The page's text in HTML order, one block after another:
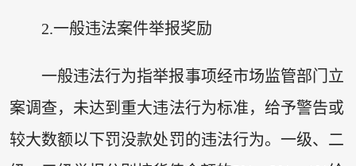
2.一般违法案件举报奖励
一般违法行为指举报事项经市场监管部门立
案调查，未达到重大违法行为标准，给予警告或
较大数额以下罚没款处罚的违法行为。一级、二